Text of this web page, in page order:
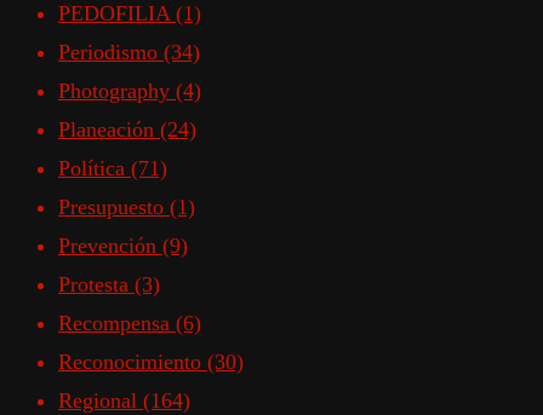
PEDOFILIA (1)
Periodismo (34)
Photography (4)
Planeación (24)
Política (71)
Presupuesto (1)
Prevención (9)
Protesta (3)
Recompensa (6)
Reconocimiento (30)
Regional (164)